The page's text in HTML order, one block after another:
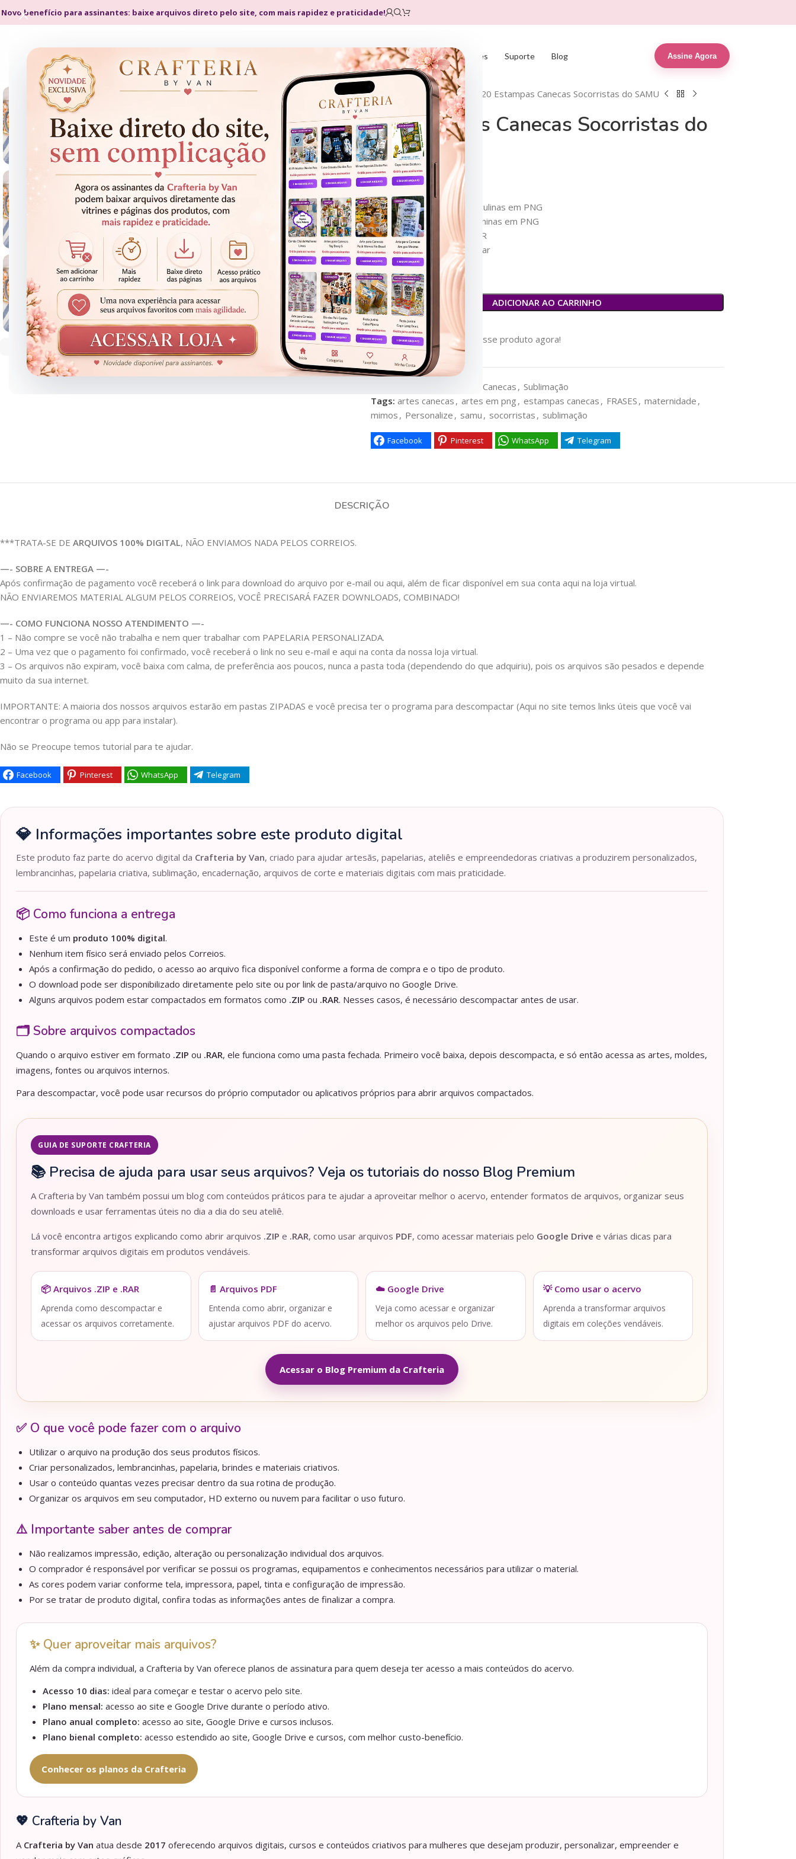
Novo benefício para assinantes: baixe arquivos direto pelo site, com mais rapidez e praticidade!
Home Loja Planos Atualizações Suporte Blog Assine Agora
- 60%
Clique para ampliar
Início Sublimação Canecas 20 Estampas Canecas Socorristas do SAMU
20 Estampas Canecas Socorristas do
SAMU
R$19,99 R$ 7,90
10 Estampas Prontas Masculinas em PNG
10 Estampas Prontas Femininas em PNG
Estampas Editáveis em CDR
Acompanha Fontes p/Instalar
ADICIONAR AO CARRINHO
27 Pessoas vendo esse produto agora!
Canecas , Sublimação
Tags: artes canecas , artes em png , estampas canecas , FRASES , maternidade ,
mimos , Personalize , samu , socorristas , sublimação
Facebook Pinterest WhatsApp Telegram
DESCRIÇÃO
***TRATA-SE DE ARQUIVOS 100% DIGITAL, NÃO ENVIAMOS NADA PELOS CORREIOS.
—- SOBRE A ENTREGA —-
Após confirmação de pagamento você receberá o link para download do arquivo por e-mail ou aqui, além de ficar disponível em sua conta aqui na loja virtual.
NÃO ENVIAREMOS MATERIAL ALGUM PELOS CORREIOS, VOCÊ PRECISARÁ FAZER DOWNLOADS, COMBINADO!
—- COMO FUNCIONA NOSSO ATENDIMENTO —-
1 – Não compre se você não trabalha e nem quer trabalhar com PAPELARIA PERSONALIZADA.
2 – Uma vez que o pagamento foi confirmado, você receberá o link no seu e-mail e aqui na conta da nossa loja virtual.
3 – Os arquivos não expiram, você baixa com calma, de preferência aos poucos, nunca a pasta toda (dependendo do que adquiriu), pois os arquivos são pesados e depende
muito da sua internet.
IMPORTANTE: A maioria dos nossos arquivos estarão em pastas ZIPADAS e você precisa ter o programa para descompactar (Aqui no site temos links úteis que você vai
encontrar o programa ou app para instalar).
Não se Preocupe temos tutorial para te ajudar.
Facebook Pinterest WhatsApp Telegram
💎 Informações importantes sobre este produto digital
Este produto faz parte do acervo digital da Crafteria by Van, criado para ajudar artesãs, papelarias, ateliês e empreendedoras criativas a produzirem personalizados,
lembrancinhas, papelaria criativa, sublimação, encadernação, arquivos de corte e materiais digitais com mais praticidade.
📦 Como funciona a entrega
Este é um produto 100% digital.
Nenhum item físico será enviado pelos Correios.
Após a confirmação do pedido, o acesso ao arquivo fica disponível conforme a forma de compra e o tipo de produto.
O download pode ser disponibilizado diretamente pelo site ou por link de pasta/arquivo no Google Drive.
Alguns arquivos podem estar compactados em formatos como .ZIP ou .RAR. Nesses casos, é necessário descompactar antes de usar.
🗂️ Sobre arquivos compactados
Quando o arquivo estiver em formato .ZIP ou .RAR, ele funciona como uma pasta fechada. Primeiro você baixa, depois descompacta, e só então acessa as artes, moldes,
imagens, fontes ou arquivos internos.
Para descompactar, você pode usar recursos do próprio computador ou aplicativos próprios para abrir arquivos compactados.
GUIA DE SUPORTE CRAFTERIA
📚 Precisa de ajuda para usar seus arquivos? Veja os tutoriais do nosso Blog Premium
A Crafteria by Van também possui um blog com conteúdos práticos para te ajudar a aproveitar melhor o acervo, entender formatos de arquivos, organizar seus
downloads e usar ferramentas úteis no dia a dia do seu ateliê.
Lá você encontra artigos explicando como abrir arquivos .ZIP e .RAR, como usar arquivos PDF, como acessar materiais pelo Google Drive e várias dicas para
transformar arquivos digitais em produtos vendáveis.
📦 Arquivos .ZIP e .RAR
Aprenda como descompactar e
acessar os arquivos corretamente.
📄 Arquivos PDF
Entenda como abrir, organizar e
ajustar arquivos PDF do acervo.
☁️ Google Drive
Veja como acessar e organizar
melhor os arquivos pelo Drive.
💡 Como usar o acervo
Aprenda a transformar arquivos
digitais em coleções vendáveis.
Acessar o Blog Premium da Crafteria
✅ O que você pode fazer com o arquivo
Utilizar o arquivo na produção dos seus produtos físicos.
Criar personalizados, lembrancinhas, papelaria, brindes e materiais criativos.
Usar o conteúdo quantas vezes precisar dentro da sua rotina de produção.
Organizar os arquivos em seu computador, HD externo ou nuvem para facilitar o uso futuro.
⚠️ Importante saber antes de comprar
Não realizamos impressão, edição, alteração ou personalização individual dos arquivos.
O comprador é responsável por verificar se possui os programas, equipamentos e conhecimentos necessários para utilizar o material.
As cores podem variar conforme tela, impressora, papel, tinta e configuração de impressão.
Por se tratar de produto digital, confira todas as informações antes de finalizar a compra.
✨ Quer aproveitar mais arquivos?
Além da compra individual, a Crafteria by Van oferece planos de assinatura para quem deseja ter acesso a mais conteúdos do acervo.
Acesso 10 dias: ideal para começar e testar o acervo pelo site.
Plano mensal: acesso ao site e Google Drive durante o período ativo.
Plano anual completo: acesso ao site, Google Drive e cursos inclusos.
Plano bienal completo: acesso estendido ao site, Google Drive e cursos, com melhor custo-benefício.
Conhecer os planos da Crafteria
💖 Crafteria by Van
A Crafteria by Van atua desde 2017 oferecendo arquivos digitais, cursos e conteúdos criativos para mulheres que desejam produzir, personalizar, empreender e